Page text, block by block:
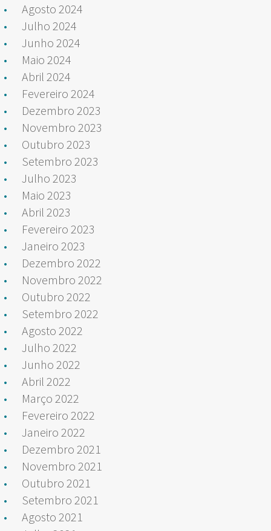
Agosto 2024
Julho 2024
Junho 2024
Maio 2024
Abril 2024
Fevereiro 2024
Dezembro 2023
Novembro 2023
Outubro 2023
Setembro 2023
Julho 2023
Maio 2023
Abril 2023
Fevereiro 2023
Janeiro 2023
Dezembro 2022
Novembro 2022
Outubro 2022
Setembro 2022
Agosto 2022
Julho 2022
Junho 2022
Abril 2022
Março 2022
Fevereiro 2022
Janeiro 2022
Dezembro 2021
Novembro 2021
Outubro 2021
Setembro 2021
Agosto 2021